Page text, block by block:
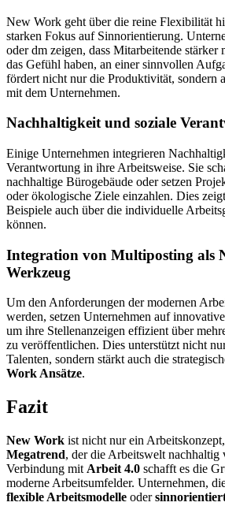
New Work geht über die reine Flexibilität
starken Fokus auf Sinnorientierung.
oder dm zeigen, dass Mitarbeitende
das Gefühl haben, an einer sinnvollen
fördert nicht nur die Produktivität, sondern
mit dem Unternehmen.
Nachhaltigkeit und soziale
Einige Unternehmen integrieren
Verantwortung in ihre Arbeitsweise. Sie
nachhaltige Bürogebäude oder setzen
oder ökolo­gische Ziele einzahlen. Dies
Beispiele auch über die indivi­duelle
können.
Integration von Multiposting als
Werkzeug
Um den Anforderungen der modernen
werden, setzen Unternehmen auf
um ihre Stellenanzeigen effizient über
zu veröf­fent­lichen. Dies unter­stützt nicht
Talenten, sondern stärkt auch die
Work Ansätze.
Fazit
New Work ist nicht nur ein
Megatrend, der die Arbeitswelt nachhaltig
Verbindung mit Arbeit 4.0 schafft es die
moderne Arbeitsumfelder. Unternehmen,
flexible Arbeitsmodelle oder